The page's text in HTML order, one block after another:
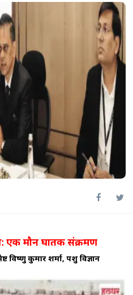
एक मौन घातक संक्रमण
विष्णु कुमार शर्मा, पशु विज्ञान